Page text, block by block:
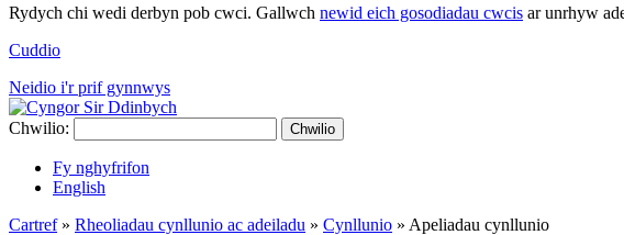
Rydych chi wedi derbyn pob cwci. Gallwch newid eich gosodiadau cwcis ar unrhyw
Cuddio
Neidio i'r prif gynnwys
Chwilio: Chwilio
Fy nghyfrifon
English
Cartref» Rheoliadau cynllunio ac adeiladu » Cynllunio » Apeliadau cynllunio